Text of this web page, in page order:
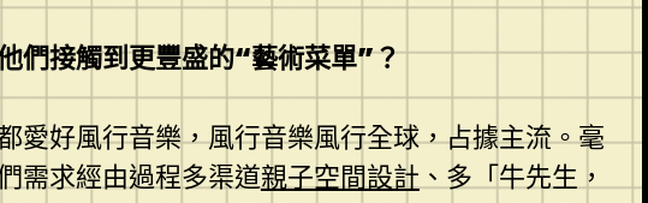
們接觸到更豐盛的“藝術菜單”？
愛好風行音樂，風行音樂風行全球，占據主流。毫
需求經由過程多渠道親子空間設計、多「牛先生，